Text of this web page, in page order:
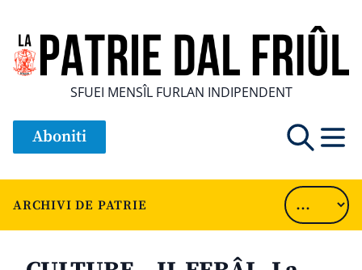
SFUEI MENSÎL FURLAN INDIPENDENT
Aboniti
ARCHIVI DE PATRIE